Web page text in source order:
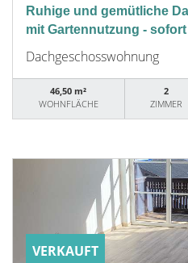
Ruhige und gemütliche
mit Gartennutzung -
Dachgeschosswohnung
46,50 m²
WOHNFLÄCHE
2
ZIMMER
VERKAUFT